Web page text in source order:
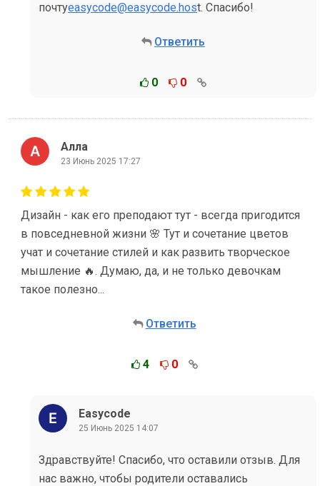
почтуeasycode@easycode.host. Спасибо!
Ответить
0 0
Алла
23 Июнь 2025 17:27
Дизайн - как его преподают тут - всегда пригодится
в повседневной жизни 🌸 Тут и сочетание цветов
учат и сочетание стилей и как развить творческое
мышление 🔥. Думаю, да, и не только девочкам
такое полезно...
Ответить
4 0
Easycode
25 Июнь 2025 14:07
Здравствуйте! Спасибо, что оставили отзыв. Для
нас важно, чтобы родители оставались